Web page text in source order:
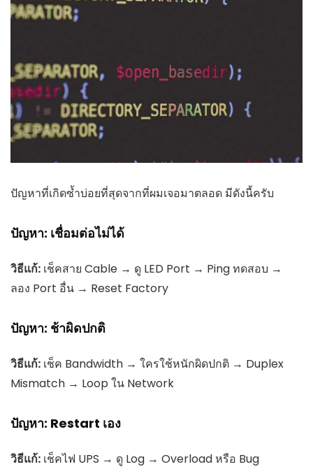
ปัญหาที่เกิดซ้ำบ่อยที่สุดจากที่ผมเจอมาตลอด มีดังนี้ครับ
ปัญหา: เชื่อมต่อไม่ได้
วิธีแก้: เช็คสาย Cable → ดู LED Port → Ping ทดสอบ →
ลอง Port อื่น → Reset Factory
ปัญหา: ช้าผิดปกติ
วิธีแก้: เช็ค Bandwidth → ใครใช้หนักผิดปกติ → Duplex
Mismatch → Loop ใน Network
ปัญหา: Restart เอง
วิธีแก้: เช็คไฟ UPS → ดู Log → Overload หรือ Bug